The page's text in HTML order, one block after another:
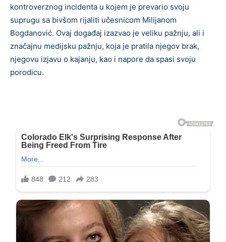
kontroverznog incidenta u kojem je prevario svoju
suprugu sa bivšom rijaliti učesnicom Milijanom
Bogdanović. Ovaj događaj izazvao je veliku pažnju, ali i
značajnu medijsku pažnju, koja je pratila njegov brak,
njegovu izjavu o kajanju, kao i napore da spasi svoju
porodicu.